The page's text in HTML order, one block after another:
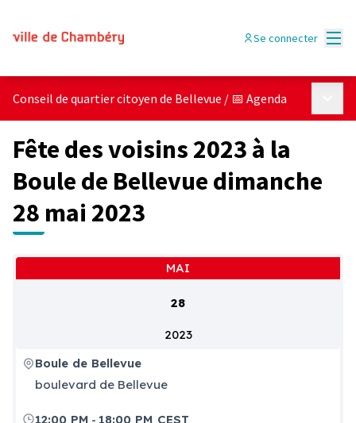
Se connecter
Conseil de quartier citoyen de Bellevue / 📅 Agenda
Fête des voisins 2023 à la
Boule de Bellevue dimanche
28 mai 2023
MAI
28
2023
Boule de Bellevue
boulevard de Bellevue
12:00 PM - 18:00 PM CEST